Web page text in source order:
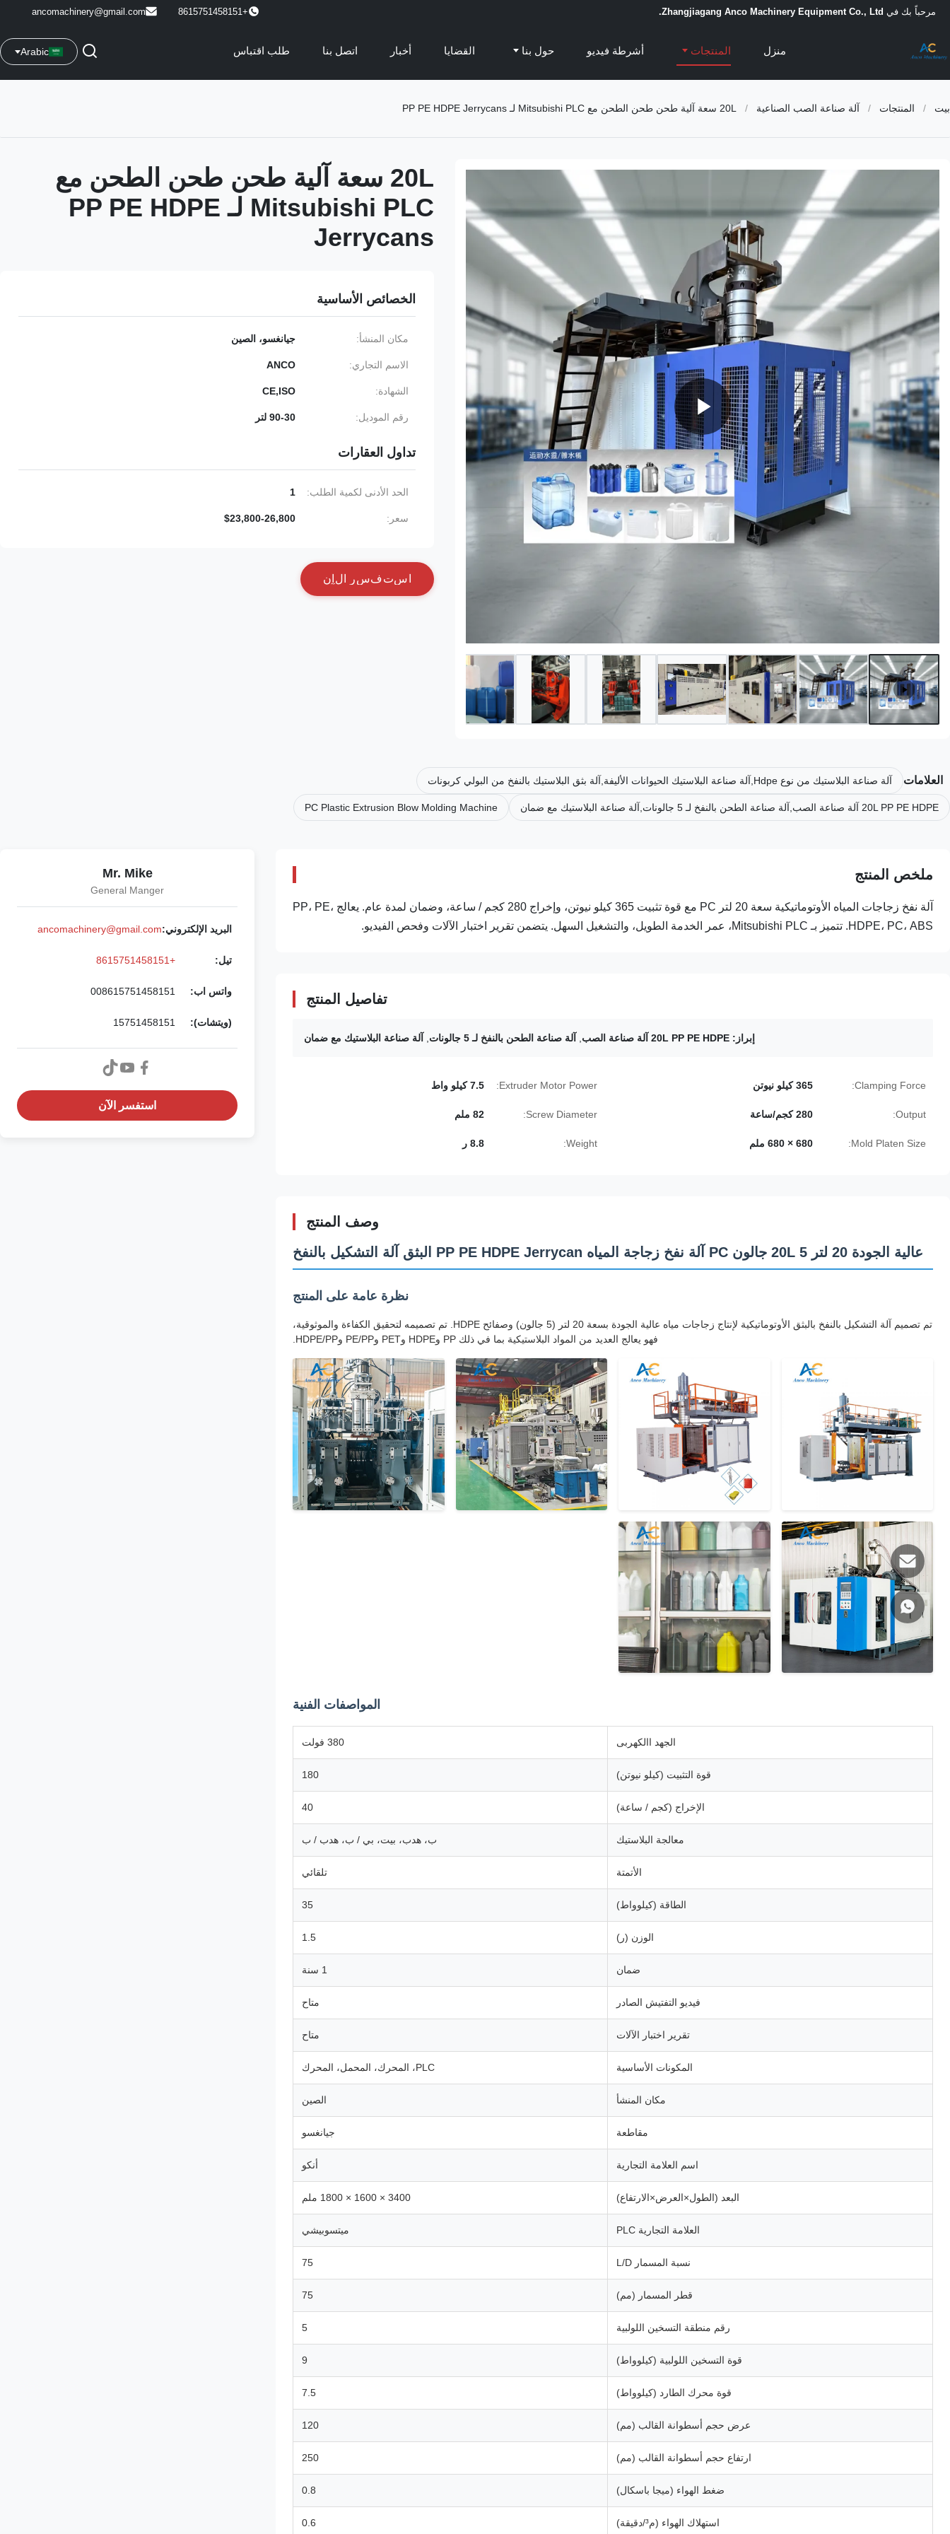
مرحباً بك في Zhangjiagang Anco Machinery Equipment Co., Ltd.
+8615751458151
ancomachinery@gmail.com
منزل المنتجات أشرطة فيديو حول بنا القضايا أخبار اتصل بنا طلب اقتباس Arabic
بيت / المنتجات / آلة صناعة الصب الصناعية / 20L سعة آلية طحن طحن الطحن مع Mitsubishi PLC لـ PP PE HDPE Jerrycans
20L سعة آلية طحن طحن الطحن مع
Mitsubishi PLC لـ PP PE HDPE
Jerrycans
الخصائص الأساسية
مكان المنشأ: جيانغسو، الصين
الاسم التجاري: ANCO
الشهادة: CE,ISO
رقم الموديل: 90-30 لتر
تداول العقارات
الحد الأدنى لكمية الطلب: 1
سعر: $23,800-26,800
ستفسر ل ن
العلامات آلة صناعة البلاستيك من نوع Hdpe,آلة صناعة البلاستيك الحيوانات الأليفة,آلة بثق البلاستيك بالنفخ من البولي كربونات
20L PP PE HDPE آلة صناعة الصب,آلة صناعة الطحن بالنفخ لـ 5 جالونات,آلة صناعة البلاستيك مع ضمان PC Plastic Extrusion Blow Molding Machine
ملخص المنتج
آلة نفخ زجاجات المياه الأوتوماتيكية سعة 20 لتر PC مع قوة تثبيت 365 كيلو نيوتن، وإخراج 280 كجم / ساعة، وضمان لمدة عام. يعالج PP، PE،
HDPE، PC، ABS. تتميز بـ Mitsubishi PLC، عمر الخدمة الطويل، والتشغيل السهل. يتضمن تقرير اختبار الآلات وفحص الفيديو.
تفاصيل المنتج
إبراز: 20L PP PE HDPE آلة صناعة الصب آلة صناعة الطحن بالنفخ لـ 5 جالونات آلة صناعة البلاستيك مع ضمان
Clamping Force: 365 كيلو نيوتن Extruder Motor Power: 7.5 كيلو واط
Output: 280 كجم/ساعة Screw Diameter: 82 ملم
Mold Platen Size: 680 × 680 ملم Weight: 8.8 ر
وصف المنتج
عالية الجودة 20 لتر 20L 5 جالون PC آلة نفخ زجاجة المياه PP PE HDPE Jerrycan البثق آلة التشكيل بالنفخ
نظرة عامة على المنتج
تم تصميم آلة التشكيل بالنفخ بالبثق الأوتوماتيكية لإنتاج زجاجات مياه عالية الجودة بسعة 20 لتر (5 جالون) وصفائح HDPE. تم تصميمه لتحقيق الكفاءة والموثوقية،
فهو يعالج العديد من المواد البلاستيكية بما في ذلك PP وHDPE وPET وPE/PP وHDPE/PP.
المواصفات الفنية
الجهد االكهربى 380 فولت
قوة التثبيت (كيلو نيوتن) 180
الإخراج (كجم / ساعة) 40
معالجة البلاستيك ب، هدب، بيت، بي / ب، هدب / ب
الأتمتة تلقائي
الطاقة (كيلوواط) 35
الوزن (ر) 1.5
ضمان 1 سنة
فيديو التفتيش الصادر متاح
تقرير اختبار الآلات متاح
المكونات الأساسية PLC، المحرك، المحمل، المحرك
مكان المنشأ الصين
مقاطعة جيانغسو
اسم العلامة التجارية أنكو
البعد (الطول×العرض×الارتفاع) 3400 × 1600 × 1800 ملم
العلامة التجارية PLC ميتسوبيشي
نسبة المسمار L/D 75
قطر المسمار (مم) 75
رقم منطقة التسخين اللولبية 5
قوة التسخين اللولبية (كيلوواط) 9
قوة محرك الطارد (كيلوواط) 7.5
عرض حجم أسطوانة القالب (مم) 120
ارتفاع حجم أسطوانة القالب (مم) 250
ضغط الهواء (ميجا باسكال) 0.8
استهلاك الهواء (م³/دقيقة) 0.6
Mr. Mike
General Manger
البريد الإلكتروني:ancomachinery@gmail.com
تيل: +8615751458151
واتس اب: 008615751458151
(ويتشات): 15751458151
استفسر الآن